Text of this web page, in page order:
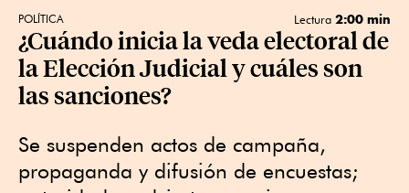
POLÍTICA Lectura 2:00 min
¿Cuándo inicia la veda electoral de
la Elección Judicial y cuáles son
las sanciones?
Se suspenden actos de campaña,
propaganda y difusión de encuestas;